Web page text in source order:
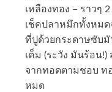
เหลืองทอง – ราวๆ
เช็คปลาหมึกทั้งหม
ที่ปูด้วยกระดาษซับ
เค็ม (ระวัง มันร้อน
จากทอดตามชอบ ท
หมด